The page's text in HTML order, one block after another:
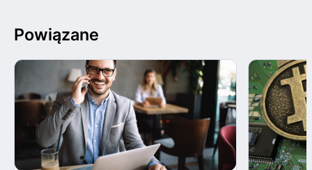
Powiązane